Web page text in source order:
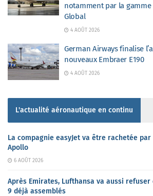
notamment par la gamme
Global
4 AOÛT 2026
German Airways finalise
nouveaux Embraer E190
4 AOÛT 2026
L'actualité aéronautique en continu
La compagnie easyJet va être rachetée
Apollo
6 AOÛT 2026
Après Emirates, Lufthansa va aussi refuser
9 déjà assemblés